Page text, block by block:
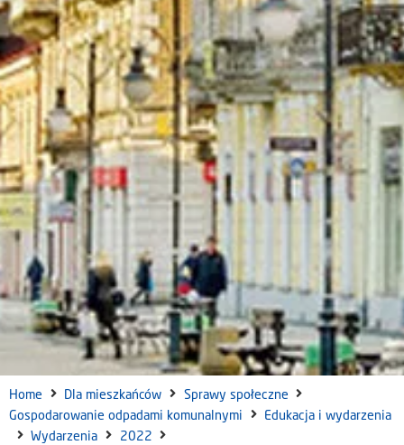
Home Dla mieszkańców
Sprawy społeczne
Gospodarowanie odpadami komunalnymi
Edukacja i wydarzenia
Wydarzenia
2022